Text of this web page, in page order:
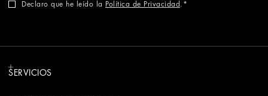
Declaro que he leído la Política de Privacidad .
SERVICIOS